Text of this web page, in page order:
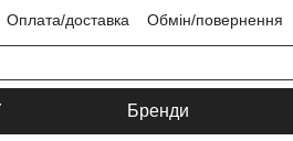
Оплата/доставка Обмін/повернення
Бренди